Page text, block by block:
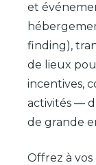
et
finding),
de lieux
incentives,
activités —
de grande
Offrez à